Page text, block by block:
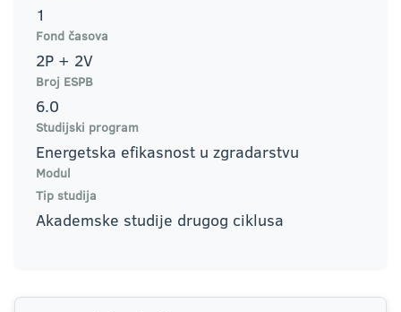
1
Fond časova
2P + 2V
Broj ESPB
6.0
Studijski program
Energetska efikasnost u zgradarstvu
Modul
Tip studija
Akademske studije drugog ciklusa